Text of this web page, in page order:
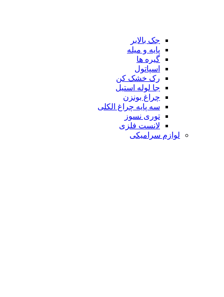
جک بالابر
پایه و میله
گیره ها
اسپاتول
رک خشک کن
جا لوله استیل
چراغ بونزن
سه پایه چراغ الکلی
توری نسوز
لانست فلزی
لوازم سرامیکی